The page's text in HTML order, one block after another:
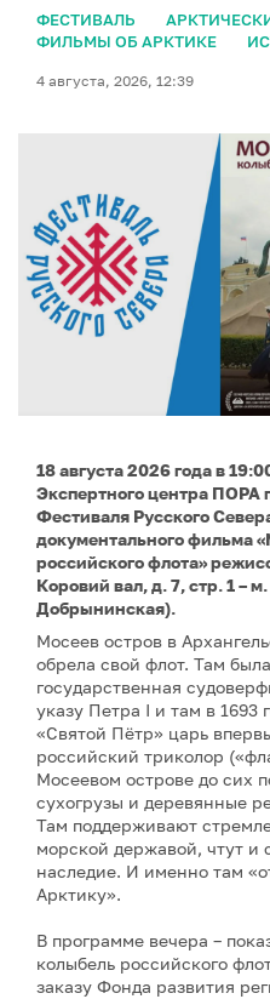
ФЕСТИВАЛЬ
ФИЛЬМЫ ОБ АРКТИКЕ
4 августа, 2026, 12:39
18 августа 2026 года в
Экспертного центра ПОРА
Фестиваля Русского
документального фильма
российского флота»
Коровий вал, д. 7, стр. 1 –
Добрынинская).
Мосеев остров в
обрела свой флот. Там
государственная
указу Петра I и там в 1693
«Святой Пётр» царь
российский триколор
Мосеевом острове до сих
сухогрузы и деревянные
Там поддерживают
морской державой, чтут и
наследие. И именно там
Арктику».
В программе вечера –
колыбель российского
заказу Фонда развития